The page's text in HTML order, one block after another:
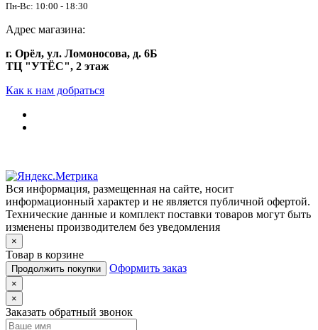
Пн-Вс: 10:00 - 18:30
Адрес магазина:
г. Орёл, ул. Ломоносова, д. 6Б
ТЦ "УТЁС", 2 этаж
Как к нам добраться
Вся информация, размещенная на сайте, носит
информационный характер и не является публичной офертой.
Технические данные и комплект поставки товаров могут быть
изменены производителем без уведомления
×
Товар в корзине
Продолжить покупки Оформить заказ
×
×
Заказать обратный звонок